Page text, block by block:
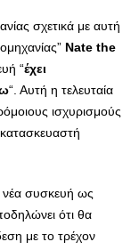
σχετικά με αυτή
Nate the
“έχει
“. Αυτή η τελευταία
ισχυρισμούς
νέα συσκευή ως
ότι θα
με το τρέχον